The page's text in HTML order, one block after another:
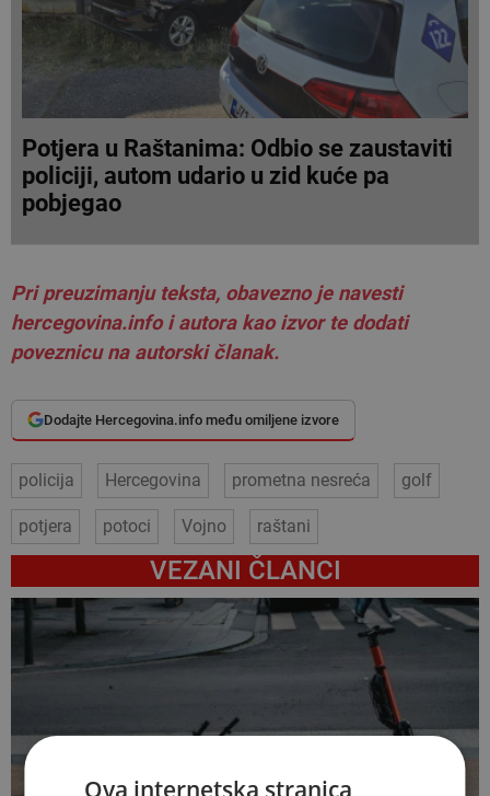
Potjera u Raštanima: Odbio se zaustaviti
policiji, autom udario u zid kuće pa
pobjegao
Pri preuzimanju teksta, obavezno je navesti
hercegovina.info i autora kao izvor te dodati
poveznicu na autorski članak.
Dodajte Hercegovina.info među omiljene izvore
policija Hercegovina prometna nesreća golf
potjera potoci Vojno raštani
VEZANI ČLANCI
Ova internetska stranica